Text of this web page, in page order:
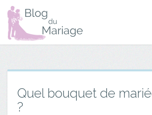
Quel bouquet de
?